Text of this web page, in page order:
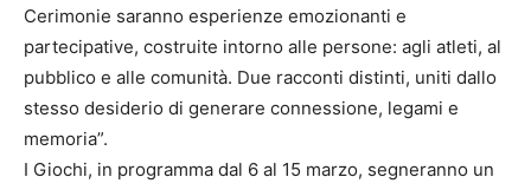
Cerimonie saranno esperienze emozionanti e
partecipative, costruite intorno alle persone: agli atleti, al
pubblico e alle comunità. Due racconti distinti, uniti dallo
stesso desiderio di generare connessione, legami e
memoria”.
I Giochi, in programma dal 6 al 15 marzo, segneranno un